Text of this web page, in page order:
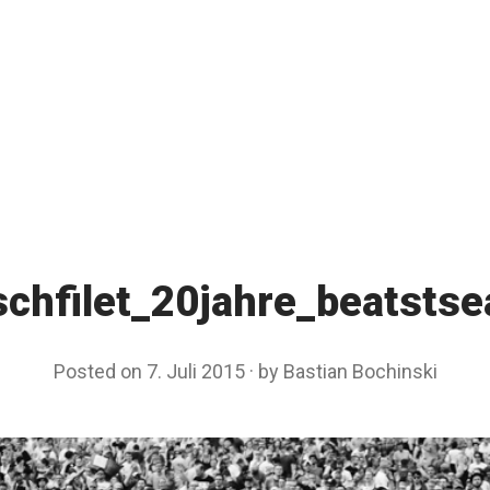
Posted on 7. Juli 2015 by Bastian Bochinski